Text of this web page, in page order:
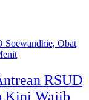
RSUD
Kini Wajib